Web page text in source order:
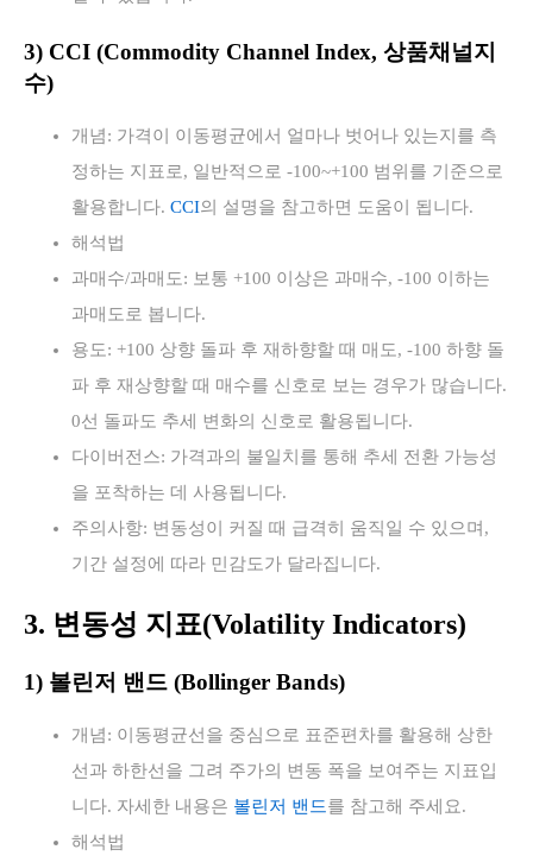
3) CCI (Commodity Channel Index, 상품채널지
수)
개념: 가격이 이동평균에서 얼마나 벗어나 있는지를 측
정하는 지표로, 일반적으로 -100~+100 범위를 기준으로
활용합니다. CCI의 설명을 참고하면 도움이 됩니다.
해석법
과매수/과매도: 보통 +100 이상은 과매수, -100 이하는
과매도로 봅니다.
용도: +100 상향 돌파 후 재하향할 때 매도, -100 하향 돌
파 후 재상향할 때 매수를 신호로 보는 경우가 많습니다.
0선 돌파도 추세 변화의 신호로 활용됩니다.
다이버전스: 가격과의 불일치를 통해 추세 전환 가능성
을 포착하는 데 사용됩니다.
주의사항: 변동성이 커질 때 급격히 움직일 수 있으며,
기간 설정에 따라 민감도가 달라집니다.
3. 변동성 지표(Volatility Indicators)
1) 볼린저 밴드 (Bollinger Bands)
개념: 이동평균선을 중심으로 표준편차를 활용해 상한
선과 하한선을 그려 주가의 변동 폭을 보여주는 지표입
니다. 자세한 내용은 볼린저 밴드를 참고해 주세요.
해석법